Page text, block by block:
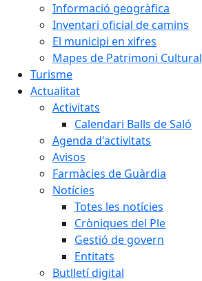
Informació geogràfica
Inventari oficial de camins
El municipi en xifres
Mapes de Patrimoni Cultural
Turisme
Actualitat
Activitats
Calendari Balls de Saló
Agenda d'activitats
Avisos
Farmàcies de Guàrdia
Notícies
Totes les notícies
Cròniques del Ple
Gestió de govern
Entitats
Butlletí digital